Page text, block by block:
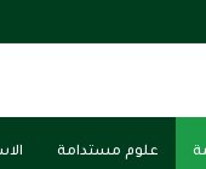
علوم مستدامة